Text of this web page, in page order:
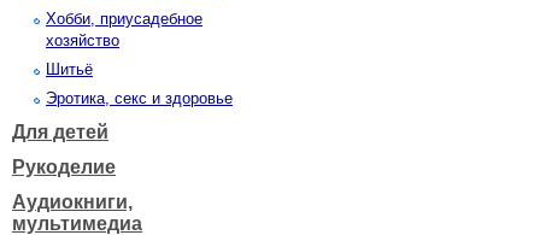
Хобби, приусадебное
хозяйство
Шитьё
Эротика, секс и здоровье
Для детей
Рукоделие
Аудиокниги,
мультимедиа